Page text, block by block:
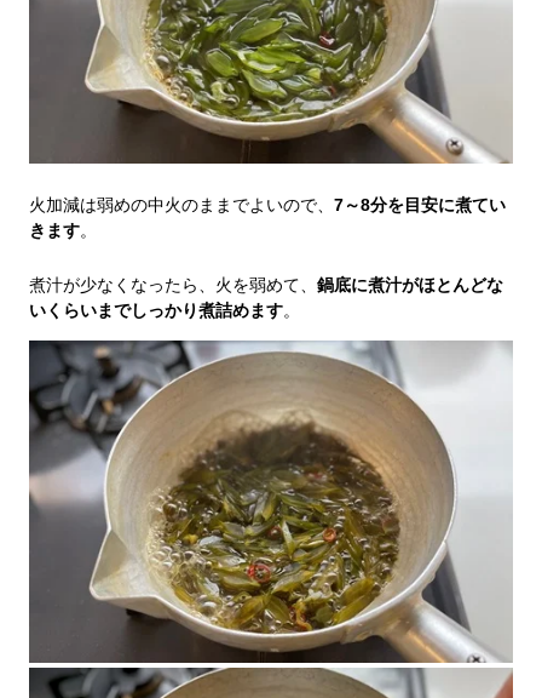
火加減は弱めの中火のままでよいので、 7～8分を目安に煮てい
きます。
煮汁が少なくなったら、火を弱めて、 鍋底に煮汁がほとんどな
いくらいまでしっかり煮詰めます。